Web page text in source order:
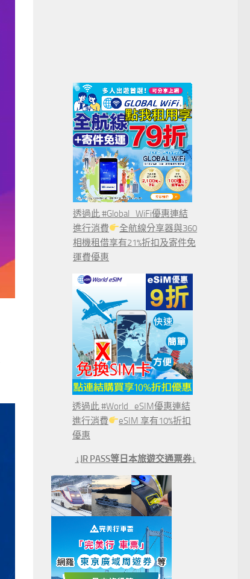
透過此 #Global_WiFi優惠連結
進行消費
全航線分享器與360
相機租借享有21%折扣及寄件免
運費優惠
透過此 #World_eSIM優惠連結
進行消費
eSIM 享有10%折扣
優惠
↓JR PASS等日本旅遊交通票券↓